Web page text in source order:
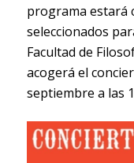
programa estará
seleccionados
Facultad de
acogerá el
septiembre a las